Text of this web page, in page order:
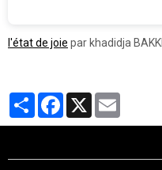
l'état de joie par khadidja BAKKI
PartagerFacebook
X